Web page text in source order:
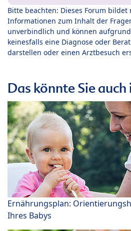
Bitte beachten: Dieses Forum
Informationen zum Inhalt der
unverbindlich und können
keinesfalls eine Diagnose oder
darstellen oder einen Arztbesuch
Das könnte Sie
Ernährungsplan:
Ihres Babys